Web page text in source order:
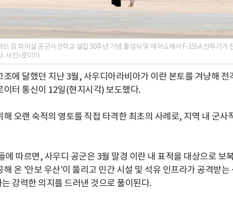
드 킹 파이살 공군사관학교 설립 50주년 기념 졸업식 및 에어쇼에서 F-15SA 전투기가
. 사진=로이터
조에 달했던 지난 3월, 사우디아라비아가 이란 본토를 겨냥해
이터 통신이 12일(현지시각) 보도했다.
해 오랜 숙적의 영토를 직접 타격한 최초의 사례로, 지역 내 군사
에 따르면, 사우디 공군은 3월 말경 이란 내 표적을 대상으로 보
해 온 '안보 우산'이 뚫리고 민간 시설 및 석유 인프라가 공격받
강력한 의지를 드러낸 것으로 풀이된다.